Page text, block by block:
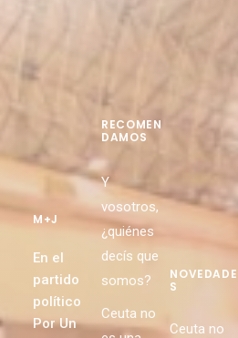
M+J
En el
partido
político
Por Un
RECOMEN
DAMOS
Y
vosotros,
¿quiénes
decís que
somos?
Ceuta no
NOVEDADE
S
Ceuta no